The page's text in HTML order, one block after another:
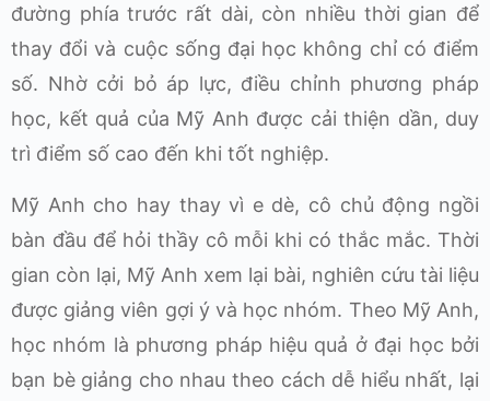
đường phía trước rất dài, còn nhiều thời gian để
thay đổi và cuộc sống đại học không chỉ có điểm
số. Nhờ cởi bỏ áp lực, điều chỉnh phương pháp
học, kết quả của Mỹ Anh được cải thiện dần, duy
trì điểm số cao đến khi tốt nghiệp.
Mỹ Anh cho hay thay vì e dè, cô chủ động ngồi
bàn đầu để hỏi thầy cô mỗi khi có thắc mắc. Thời
gian còn lại, Mỹ Anh xem lại bài, nghiên cứu tài liệu
được giảng viên gợi ý và học nhóm. Theo Mỹ Anh,
học nhóm là phương pháp hiệu quả ở đại học bởi
bạn bè giảng cho nhau theo cách dễ hiểu nhất, lại